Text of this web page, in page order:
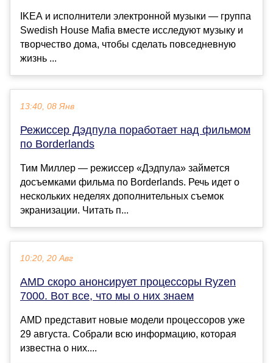
IKEA и исполнители электронной музыки — группа
Swedish House Mafia вместе исследуют музыку и
творчество дома, чтобы сделать повседневную
жизнь ...
13:40, 08 Янв
Режиссер Дэдпула поработает над фильмом
по Borderlands
Тим Миллер — режиссер «Дэдпула» займется
досъемками фильма по Borderlands. Речь идет о
нескольких неделях дополнительных съемок
экранизации. Читать п...
10:20, 20 Авг
AMD скоро анонсирует процессоры Ryzen
7000. Вот все, что мы о них знаем
AMD представит новые модели процессоров уже
29 августа. Собрали всю информацию, которая
известна о них....